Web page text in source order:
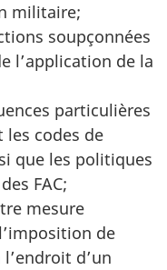
militaire;
soupçonnées
l’application de la
particulières
les codes de
que les politiques
FAC;
mesure
de
d’un